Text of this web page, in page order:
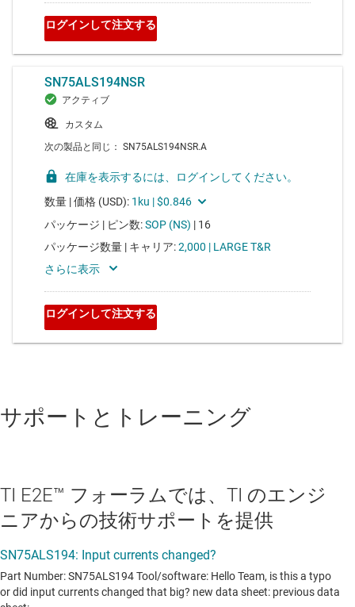
サポートとトレーニング
TI E2E™ フォーラムでは、TI のエンジ
ニアからの技術サポートを提供